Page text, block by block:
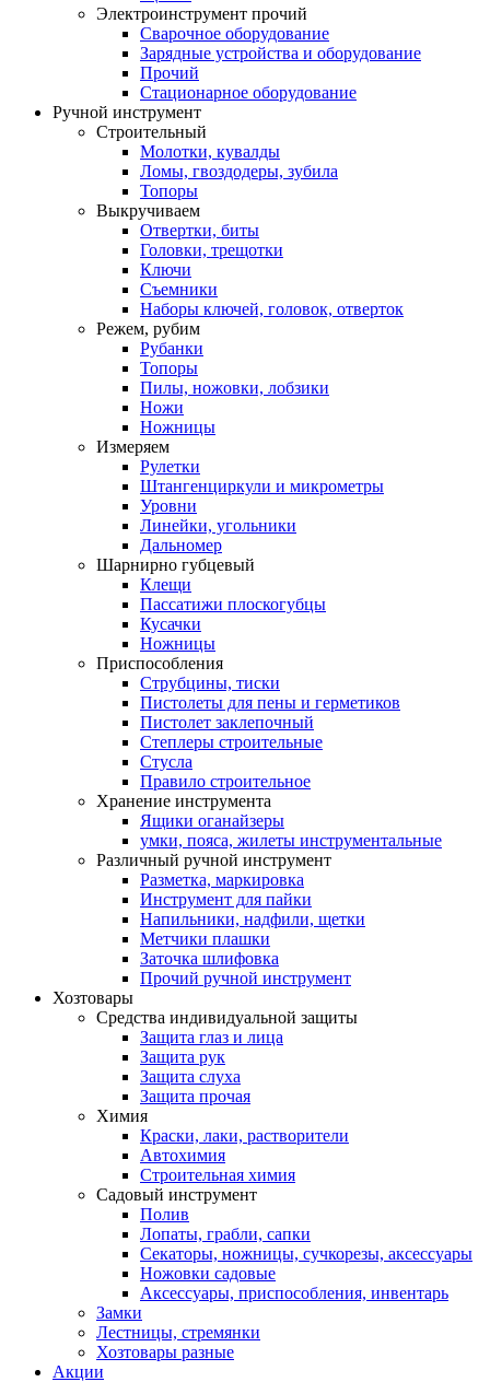
Электроинструмент прочий
Сварочное оборудование
Зарядные устройства и оборудование
Прочий
Стационарное оборудование
Ручной инструмент
Строительный
Молотки, кувалды
Ломы, гвоздодеры, зубила
Топоры
Выкручиваем
Отвертки, биты
Головки, трещотки
Ключи
Съемники
Наборы ключей, головок, отверток
Режем, рубим
Рубанки
Топоры
Пилы, ножовки, лобзики
Ножи
Ножницы
Измеряем
Рулетки
Штангенциркули и микрометры
Уровни
Линейки, угольники
Дальномер
Шарнирно губцевый
Клещи
Пассатижи плоскогубцы
Кусачки
Ножницы
Приспособления
Струбцины, тиски
Пистолеты для пены и герметиков
Пистолет заклепочный
Степлеры строительные
Стусла
Правило строительное
Хранение инструмента
Ящики оганайзеры
умки, пояса, жилеты инструментальные
Различный ручной инструмент
Разметка, маркировка
Инструмент для пайки
Напильники, надфили, щетки
Метчики плашки
Заточка шлифовка
Прочий ручной инструмент
Хозтовары
Средства индивидуальной защиты
Защита глаз и лица
Защита рук
Защита слуха
Защита прочая
Химия
Краски, лаки, растворители
Автохимия
Строительная химия
Садовый инструмент
Полив
Лопаты, грабли, сапки
Секаторы, ножницы, сучкорезы, аксессуары
Ножовки садовые
Аксессуары, приспособления, инвентарь
Замки
Лестницы, стремянки
Хозтовары разные
Акции